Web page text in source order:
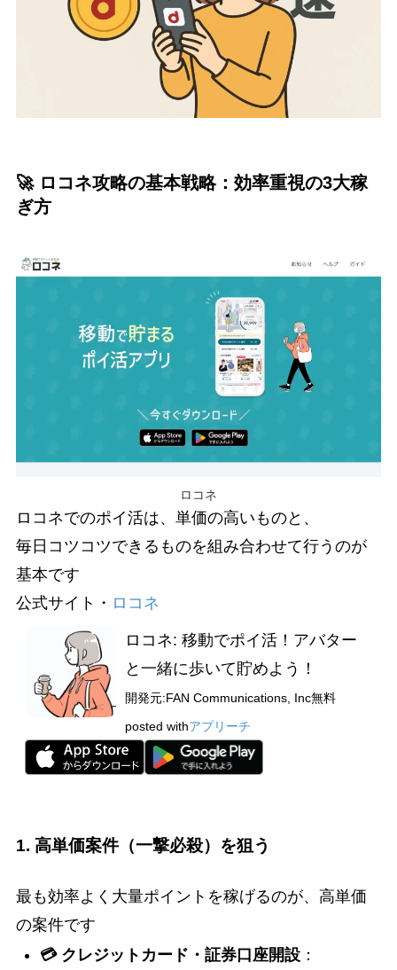
🚀 ロコネ攻略の基本戦略：効率重視の3大稼
ぎ方
ロコネ
ロコネでのポイ活は、単価の高いものと、
毎日コツコツできるものを組み合わせて行うのが
基本です
公式サイト・ ロコネ
ロコネ: 移動でポイ活！アバター
と一緒に歩いて貯めよう！
開発元:FAN Communications, Inc無料
posted withアプリーチ
1. 高単価案件（一撃必殺）を狙う
最も効率よく大量ポイントを稼げるのが、高単価
の案件です
💳 クレジットカード・証券口座開設：